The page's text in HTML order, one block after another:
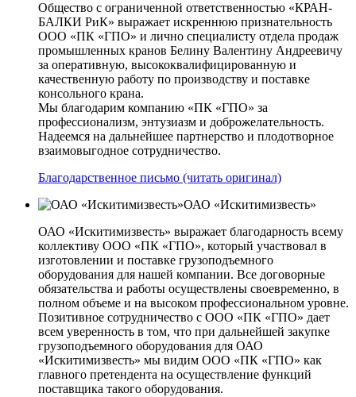
Общество с ограниченной ответственностью «КРАН-
БАЛКИ РиК» выражает искреннюю признательность
ООО «ПК «ГПО» и лично специалисту отдела продаж
промышленных кранов Белину Валентину Андреевичу
за оперативную, высококвалифицированную и
качественную работу по производству и поставке
консольного крана.
Мы благодарим компанию «ПК «ГПО» за
профессионализм, энтузиазм и доброжелательность.
Надеемся на дальнейшее партнерство и плодотворное
взаимовыгодное сотрудничество.
Благодарственное письмо (читать оригинал)
ОАО «Искитимизвесть»
ОАО «Искитимизвесть» выражает благодарность всему
коллективу ООО «ПК «ГПО», который участвовал в
изготовлении и поставке грузоподъемного
оборудования для нашей компании. Все договорные
обязательства и работы осуществлены своевременно, в
полном объеме и на высоком профессиональном уровне.
Позитивное сотрудничество с ООО «ПК «ГПО» дает
всем уверенность в том, что при дальнейшей закупке
грузоподъемного оборудования для ОАО
«Искитимизвесть» мы видим ООО «ПК «ГПО» как
главного претендента на осуществление функций
поставщика такого оборудования.